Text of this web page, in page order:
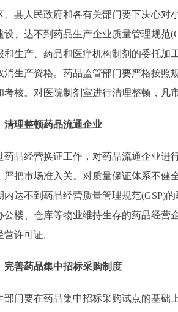
人民政府和各有关部门要下决心对小
设、达不到药品生产企业质量管理规范
和生产、药品和医疗机构制剂的委托加
消生产资格。药品监管部门要严格按照
考核。对医院制剂室进行清理整顿，凡
清理整顿药品流通企业
经营换证工作，对药品流通企业进行
严把市场准入关。对质量保证体系不健
内达不到药品经营质量管理规范(GSP)
公楼、仓库等物业维持生存的药品经营
许可证。
完善药品集中招标采购制度
要在药品集中招标采购试点的基础上